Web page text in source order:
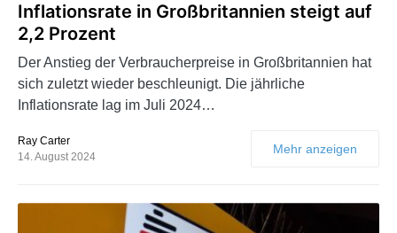
Inflationsrate in Großbritannien steigt auf
2,2 Prozent
Der Anstieg der Verbraucherpreise in Großbritannien hat
sich zuletzt wieder beschleunigt. Die jährliche
Inflationsrate lag im Juli 2024…
Ray Carter
14. August 2024
Mehr anzeigen